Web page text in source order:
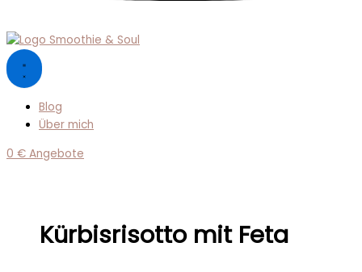
Blog
Über mich
0 € Angebote
Kürbisrisotto mit Feta